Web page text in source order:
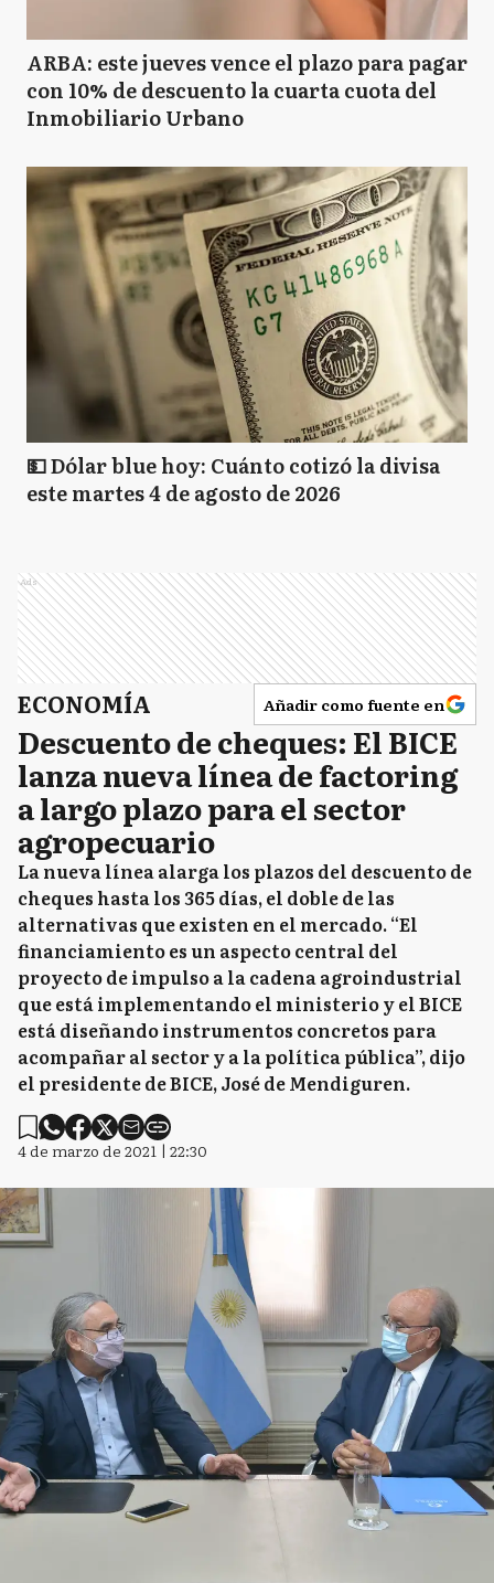
ARBA: este jueves vence el plazo para pagar
con 10% de descuento la cuarta cuota del
Inmobiliario Urbano
💵 Dólar blue hoy: Cuánto cotizó la divisa
este martes 4 de agosto de 2026
Ads
ECONOMÍA Añadir como fuente en
Descuento de cheques: El BICE
lanza nueva línea de factoring
a largo plazo para el sector
agropecuario
La nueva línea alarga los plazos del descuento de
cheques hasta los 365 días, el doble de las
alternativas que existen en el mercado. “El
financiamiento es un aspecto central del
proyecto de impulso a la cadena agroindustrial
que está implementando el ministerio y el BICE
está diseñando instrumentos concretos para
acompañar al sector y a la política pública”, dijo
el presidente de BICE, José de Mendiguren.
4 de marzo de 2021 | 22:30